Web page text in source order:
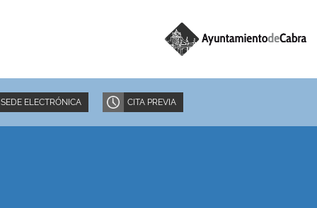
SEDE ELECTRÓNICA CITA PREVIA